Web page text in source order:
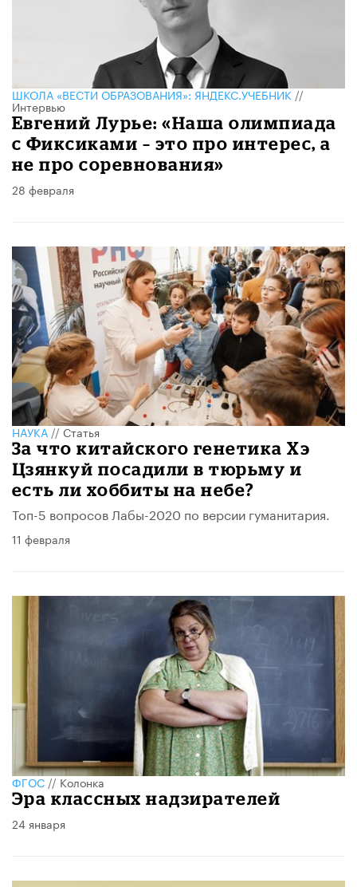
ШКОЛА «ВЕСТИ ОБРАЗОВАНИЯ»: ЯНДЕКС.УЧЕБНИК//
Интервью
Евгений Лурье: «Наша олимпиада
с Фиксиками – это про интерес, а
не про соревнования»
28 февраля
НАУКА//Статья
За что китайского генетика Хэ
Цзянкуй посадили в тюрьму и
есть ли хоббиты на небе?
Топ-5 вопросов Лабы-2020 по версии гуманитария.
11 февраля
ФГОС//Колонка
Эра классных надзирателей
24 января